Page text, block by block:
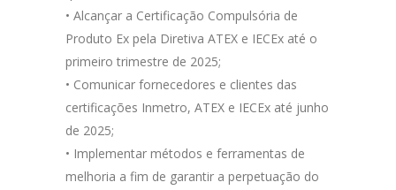
• Alcançar a Certificação Compulsória de
Produto Ex pela Diretiva ATEX e IECEx até o
primeiro trimestre de 2025;
• Comunicar fornecedores e clientes das
certificações Inmetro, ATEX e IECEx até junho
de 2025;
• Implementar métodos e ferramentas de
melhoria a fim de garantir a perpetuação do